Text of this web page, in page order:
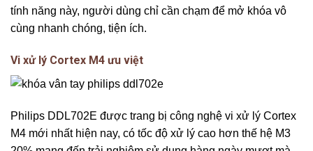
tính năng này, người dùng chỉ cần chạm để mở khóa vô
cùng nhanh chóng, tiện ích.
Vi xử lý Cortex M4 ưu việt
Philips DDL702E được trang bị công nghệ vi xử lý Cortex
M4 mới nhất hiện nay, có tốc độ xử lý cao hơn thế hệ M3